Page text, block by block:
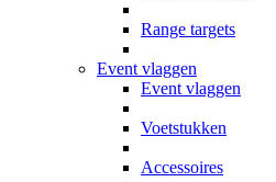
Range targets
Event vlaggen
Event vlaggen
Voetstukken
Accessoires